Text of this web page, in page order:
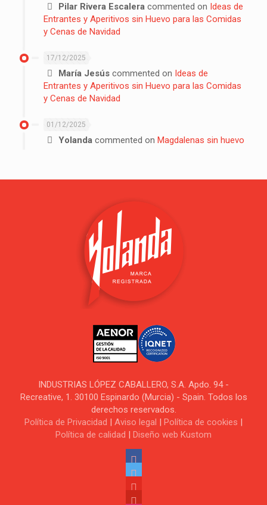
Pilar Rivera Escalera commented on Ideas de
Entrantes y Aperitivos sin Huevo para las Comidas
y Cenas de Navidad
17/12/2025
María Jesús commented on Ideas de
Entrantes y Aperitivos sin Huevo para las Comidas
y Cenas de Navidad
01/12/2025
Yolanda commented on Magdalenas sin huevo
INDUSTRIAS LÓPEZ CABALLERO, S.A. Apdo. 94 -
Recreative, 1. 30100 Espinardo (Murcia) - Spain. Todos los
derechos reservados.
Política de Privacidad | Aviso legal | Política de cookies |
Política de calidad | Diseño web Kustom